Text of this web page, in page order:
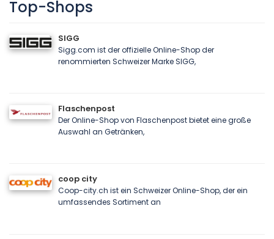
Top-Shops
SIGG
Sigg.com ist der offizielle Online-Shop der
renommierten Schweizer Marke SIGG,
Flaschenpost
Der Online-Shop von Flaschenpost bietet eine große
Auswahl an Getränken,
coop city
Coop-city.ch ist ein Schweizer Online-Shop, der ein
umfassendes Sortiment an